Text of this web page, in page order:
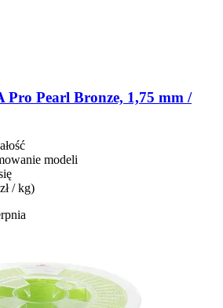
Pro Pearl Bronze, 1,75 mm /
modeli
/ kg)